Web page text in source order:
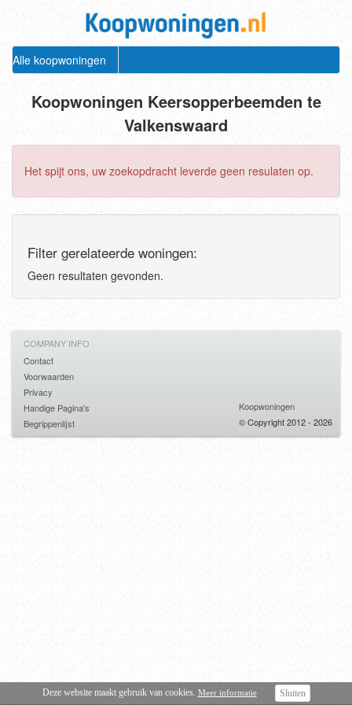
Alle koopwoningen
Koopwoningen Keersopperbeemden te
Valkenswaard
Het spijt ons, uw zoekopdracht leverde geen resulaten op.
Filter gerelateerde woningen:
Geen resultaten gevonden.
Deze website maakt gebruik van cookies. Meer informatie Sluiten
COMPANY INFO
Contact
Voorwaarden
Privacy
Handige Pagina's
Begrippenlijst
Koopwoningen
© Copyright 2012 - 2026